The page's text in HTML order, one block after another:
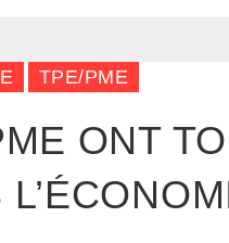
TPE/PME
ONT